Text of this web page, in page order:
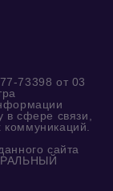
73398 от 03
сфере связи,
сайта